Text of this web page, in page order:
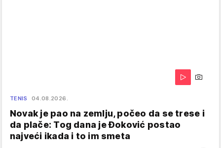
TENIS 04.08.2026.
Novak je pao na zemlju, počeo da se trese i
da plače: Tog dana je Đoković postao
najveći ikada i to im smeta